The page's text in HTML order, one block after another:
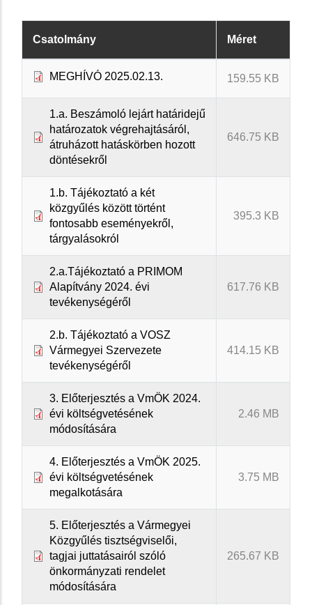
Csatolmány Méret
MEGHÍVÓ 2025.02.13. 159.55 KB
1.a. Beszámoló lejárt határidejű
határozatok végrehajtásáról,
átruházott hatáskörben hozott
döntésekről
646.75 KB
1.b. Tájékoztató a két
közgyűlés között történt
fontosabb eseményekről,
tárgyalásokról
395.3 KB
2.a.Tájékoztató a PRIMOM
Alapítvány 2024. évi
tevékenységéről
617.76 KB
2.b. Tájékoztató a VOSZ
Vármegyei Szervezete
tevékenységéről
414.15 KB
3. Előterjesztés a VmÖK 2024.
évi költségvetésének
módosítására
2.46 MB
4. Előterjesztés a VmÖK 2025.
évi költségvetésének
megalkotására
3.75 MB
5. Előterjesztés a Vármegyei
Közgyűlés tisztségviselői,
tagjai juttatásairól szóló
önkormányzati rendelet
módosítására
265.67 KB